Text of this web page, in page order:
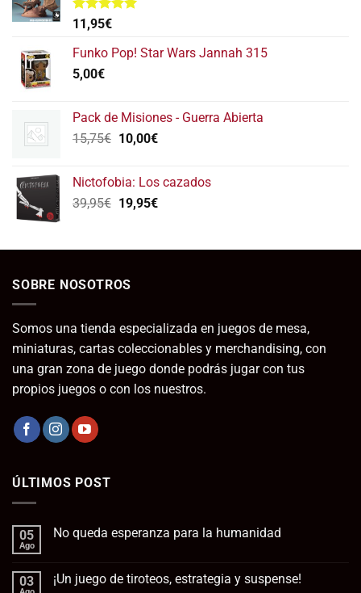
Valorado
con
de 5
11,95€
Funko Pop! Star Wars Jannah 315
5,00€
Pack de Misiones - Guerra Abierta
15,75€ El
era:
15,75€.
10,00€El
es:
10,00€.
Nictofobia: Los cazados
39,95€ El
era:
19,95€El
es:
SOBRE NOSOTROS
Somos una tienda especializada en juegos de mesa,
miniaturas, cartas coleccionables y merchandising, con
una gran zona de juego donde podrás jugar con tus
propios juegos o con los nuestros.
ÚLTIMOS POST
05
Ago
No queda esperanza para la humanidad
en
03 ¡Un juego de tiroteos, estrategia y suspense!